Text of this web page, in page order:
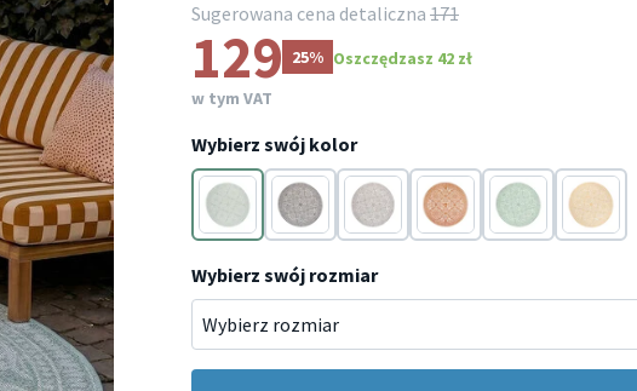
Sugerowana cena detaliczna 171
129 25% Oszczędzasz 42 zł
w tym VAT
Wybierz swój kolor
MiętowySzary Taupe TerakotaZielony Żółty
Wybierz swój rozmiar